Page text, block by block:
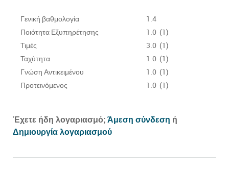
Γενική βαθμολογία
1.4
Ποιότητα Εξυπηρέτησης
1.0 (1)
Τιμές
3.0 (1)
Ταχύτητα
1.0 (1)
Γνώση Αντικειμένου
1.0 (1)
Προτεινόμενος
1.0 (1)
Έχετε ήδη λογαριασμό;Άμεση σύνδεση ή
Δημιουργία λογαριασμού